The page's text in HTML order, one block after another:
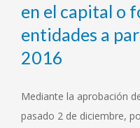
en el capital o
entidades a
2016
Mediante la aprobación
pasado 2 de diciembre,